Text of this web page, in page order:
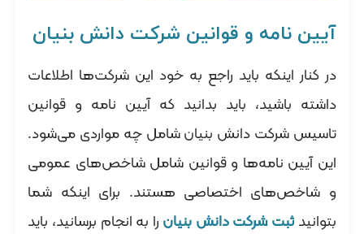
آیین نامه و قوانین شرکت دانش بنیان
در کنار اینکه باید راجع به خود این شرکت‌ها اطلاعات
داشته باشید، باید بدانید که آیین نامه و قوانین
تاسیس شرکت دانش بنیان شامل چه مواردی می‌شود.
این آیین نامه‌ها و قوانین شامل شاخص‌های عمومی
و شاخص‌های اختصاصی هستند. برای اینکه شما
بتوانید ثبت شرکت دانش بنیان را به انجام برسانید، باید